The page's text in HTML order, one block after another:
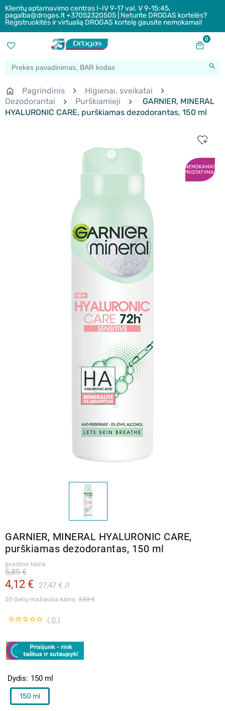
Klientų aptarnavimo centras I-IV 9-17 val. V 9-15:45,
pagalba@drogas.lt +37052320505 | Neturite DROGAS kortelės?
Registruokitės ir virtualią DROGAS kortelę gausite nemokamai!
0
Pagrindinis
Higienai, sveikatai
Dezodorantai
Purškiamieji
GARNIER, MINERAL
HYALURONIC CARE, purškiamas dezodorantas, 150 ml
NEMOKAMAS
PRISTATYMAS
GARNIER, MINERAL HYALURONIC CARE,
purškiamas dezodorantas, 150 ml
Įprastinė kaina
4,12 € 27,47 €
5,89 €
30 dienų mažiausia kaina: 3,53 €
( 0 )
Dydis 150 ml
150 ml